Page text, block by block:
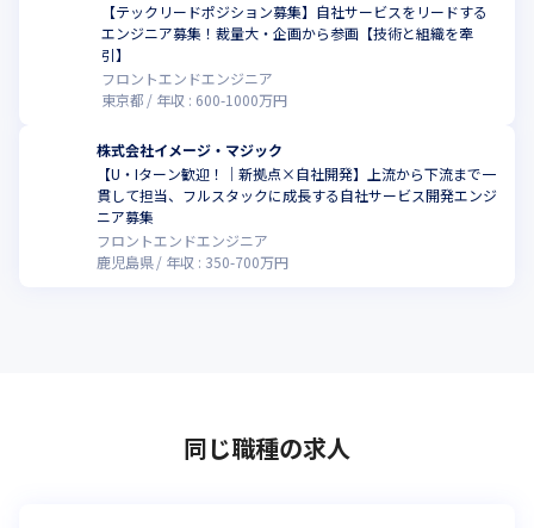
【テックリードポジション募集】自社サービスをリードする
エンジニア募集！裁量大・企画から参画【技術と組織を牽
引】
フロントエンドエンジニア
東京都
年収 : 600-1000万円
株式会社イメージ・マジック
【U・Iターン歓迎！｜新拠点×自社開発】上流から下流まで一
貫して担当、フルスタックに成長する自社サービス開発エンジ
ニア募集
フロントエンドエンジニア
鹿児島県
年収 : 350-700万円
同じ職種の求人